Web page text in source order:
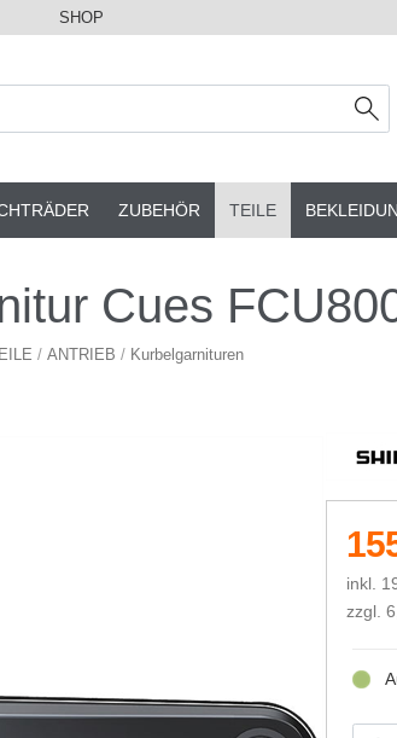
SHOP
ZUBEHÖR TEILE
Cues
/ ANTRIEB / Kurbelgarnituren
inkl.
zzgl.